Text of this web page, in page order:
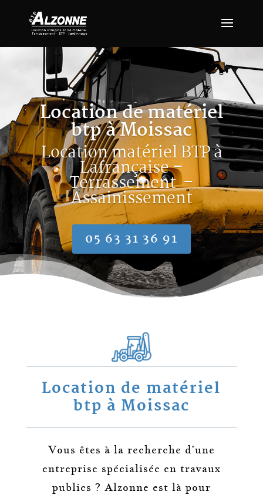
Location de matériel
btp à Moissac
Location matériel BTP à
Lafrançaise –
Terrassement –
Assainissement
05 63 31 36 91
Location de matériel
btp à Moissac
Vous êtes à la recherche d’une
entreprise spécialisée en travaux
publics ? Alzonne est là pour